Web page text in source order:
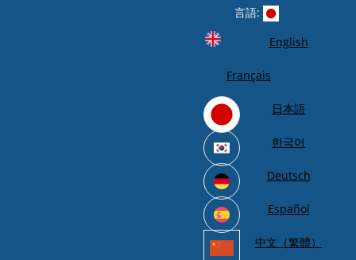
言語:
English
Français
日本語
한국어
Deutsch
Español
中文（繁體）